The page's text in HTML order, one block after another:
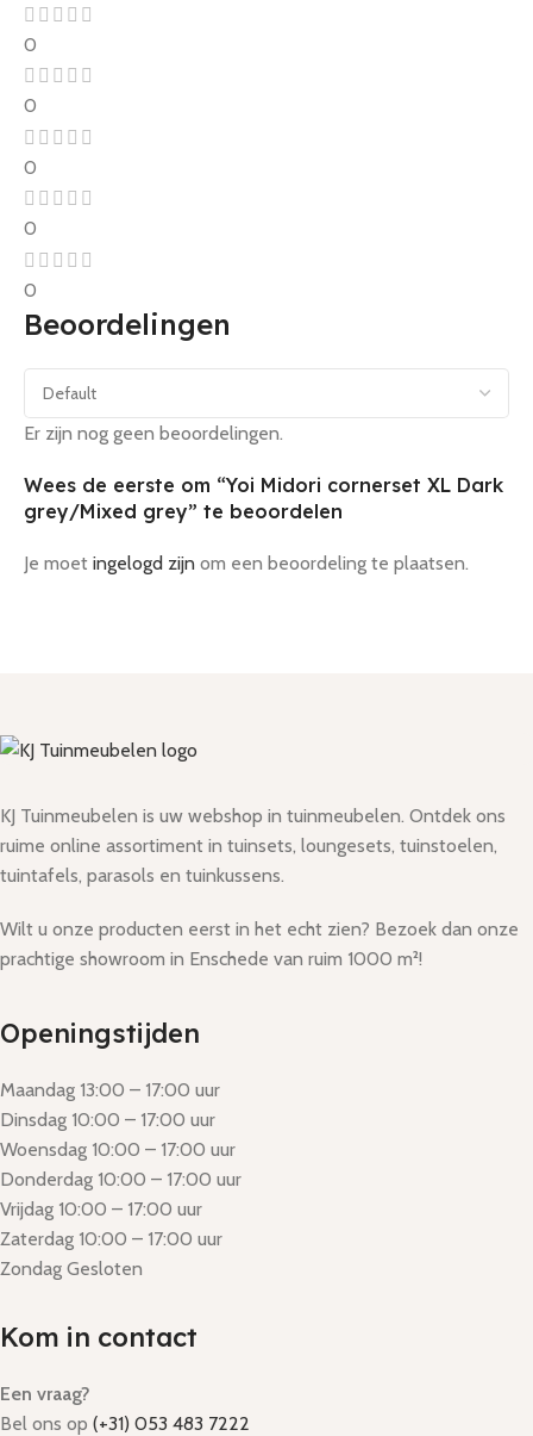
0
0
0
0
0
Beoordelingen
Er zijn nog geen beoordelingen.
Wees de eerste om “Yoi Midori cornerset XL Dark
grey/Mixed grey” te beoordelen
Je moet ingelogd zijn om een beoordeling te plaatsen.
KJ Tuinmeubelen is uw webshop in tuinmeubelen. Ontdek ons
ruime online assortiment in tuinsets, loungesets, tuinstoelen,
tuintafels, parasols en tuinkussens.
Wilt u onze producten eerst in het echt zien? Bezoek dan onze
prachtige showroom in Enschede van ruim 1000 m²!
Openingstijden
Maandag 13:00 – 17:00 uur
Dinsdag 10:00 – 17:00 uur
Woensdag 10:00 – 17:00 uur
Donderdag 10:00 – 17:00 uur
Vrijdag 10:00 – 17:00 uur
Zaterdag 10:00 – 17:00 uur
Zondag Gesloten
Kom in contact
Een vraag?
Bel ons op (+31) 053 483 7222